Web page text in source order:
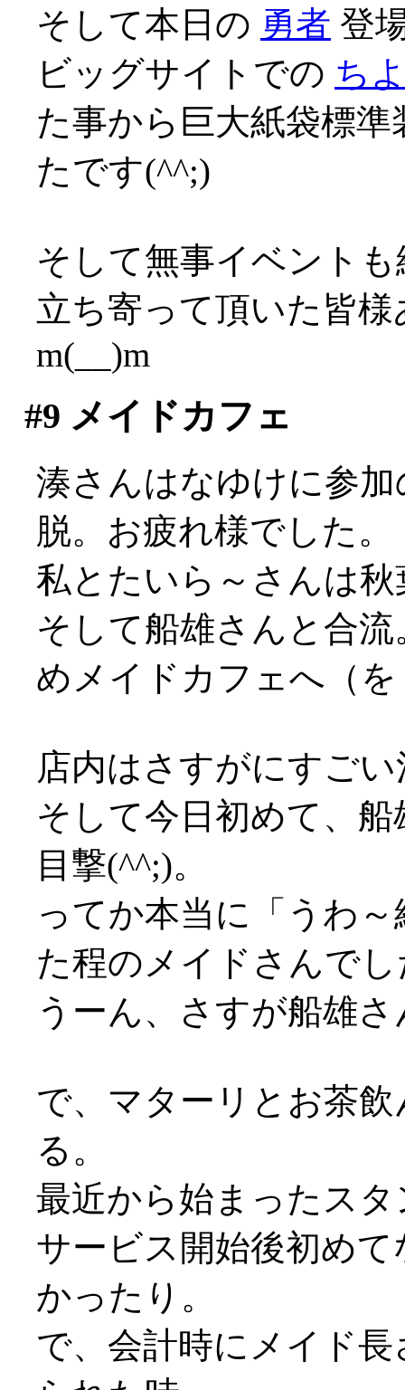
そして本日の 勇者 登
ビッグサイトでの ち
た事から巨大紙袋標
たです(^^;)
そして無事イベントも
立ち寄って頂いた皆
m(__)m
#9 メイドカフェ
湊さんはなゆけに参
脱。お疲れ様でした。
私とたいら～さんは秋
そして船雄さんと合
めメイドカフェへ（を
店内はさすがにすごい
そして今日初めて、
目撃(^^;)。
ってか本当に「うわ
た程のメイドさんでし
うーん、さすが船雄
で、マターリとお茶
る。
最近から始まったス
サービス開始後初め
かったり。
で、会計時にメイド